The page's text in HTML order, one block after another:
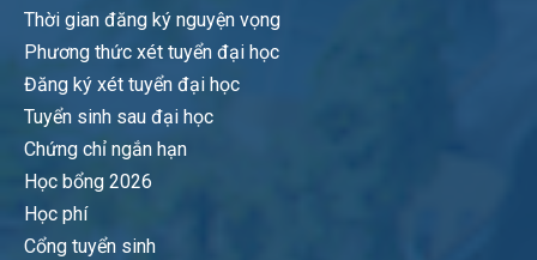
Thời gian đăng ký nguyện vọng
Phương thức xét tuyển đại học
Đăng ký xét tuyển đại học
Tuyển sinh sau đại học
Chứng chỉ ngắn hạn
Học bổng 2026
Học phí
Cổng tuyển sinh